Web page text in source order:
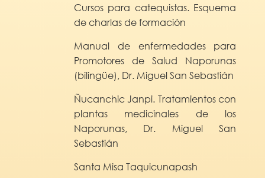
Cursos para catequistas. Esquema
de charlas de formación
Manual de enfermedades para
Promotores de Salud Naporunas
(bilingüe), Dr. Miguel San Sebastián
Ñucanchic Janpi. Tratamientos con
plantas medicinales de los
Naporunas, Dr. Miguel San
Sebastián
Santa Misa Taquicunapash